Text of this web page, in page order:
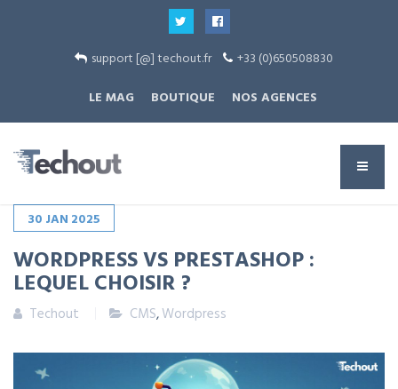
support [@] techout.fr
+33 (0)650508830
LE MAG
BOUTIQUE NOS AGENCES
30 JAN 2025
WORDPRESS VS PRESTASHOP :
LEQUEL CHOISIR ?
Techout CMS,Wordpress